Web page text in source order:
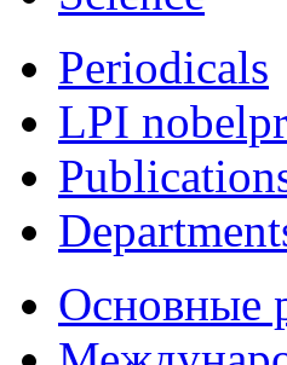
Periodicals
LPI
Основные